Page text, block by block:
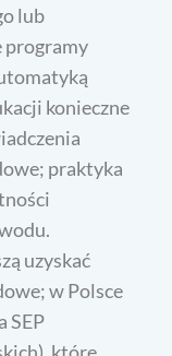
lub
programy
konieczne
praktyka
uzyskać
w Polsce
SEP